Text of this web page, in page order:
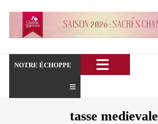
de
Mesmin
NOTRE ÉCHOPPE
tasse medievale